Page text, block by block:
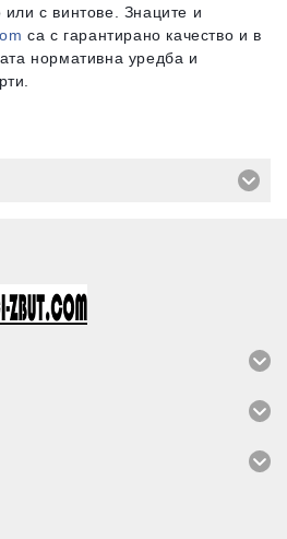
с винтове. Знаците и
са с гарантирано качество и в
нормативна уредба и